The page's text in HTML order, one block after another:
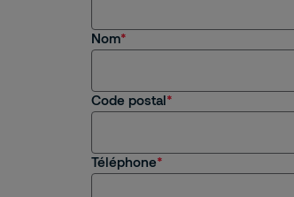
Je suis client(e) de Securitas
Nom
Code postal
Téléphone